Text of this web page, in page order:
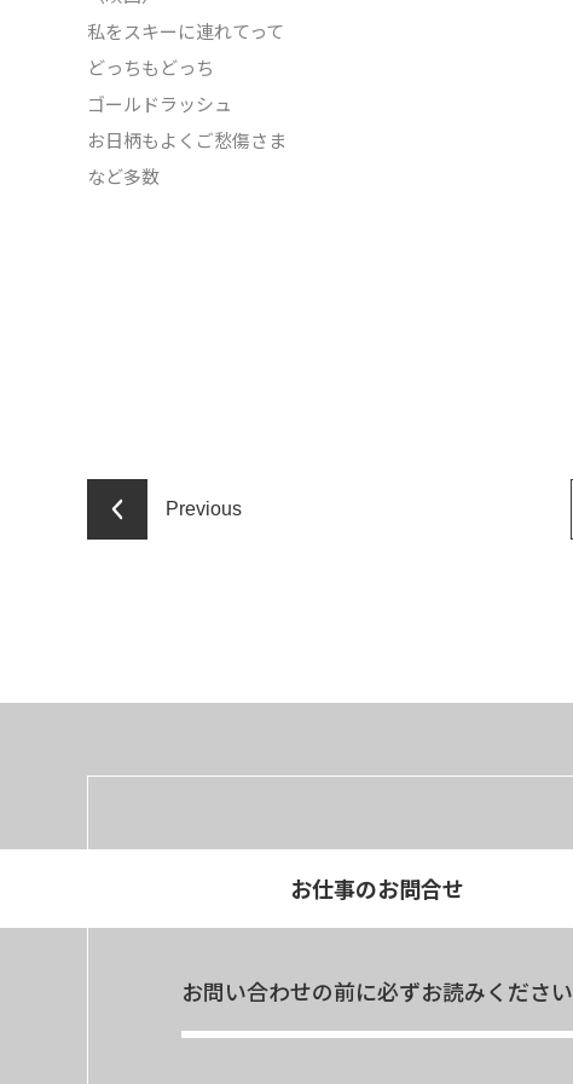
私をスキーに連れてって
どっちもどっち
ゴールドラッシュ
お日柄もよくご愁傷さま
など多数
Previous
お仕事のお問合せ
お問い合わせの前に必ずお読みください